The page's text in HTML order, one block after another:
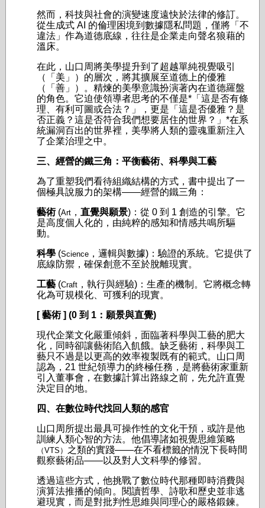
然而，科技與社會的演變速度遠快於法律的修訂。
從生成式 AI 的倫理困境到數據隱私問題，僅將「不
違法」作為道德底線，往往是企業走向聲名狼藉的
溫床。
在此，山口周將美學提升到了超越單純視覺吸引
（「美」）的層次，將其擴展至道德上的優雅
（「善」）。精煉的美學意識扮演著內在道德羅盤
的角色。它迫使領導者思考的不僅是*「這是否有條
理、有利可圖或合法？」，更是「這是否優雅？是
否正義？這是否符合我們想要居住的世界？」*在系
統漏洞百出的世界裡，美學將人類的靈魂重新注入
了企業治理之中。
三、經營的鐵三角：平衡藝術、科學與工藝
為了重塑我們看待組織結構的方式，書中提出了一
個極具說服力的架構——經營的鐵三角：
藝術(Art ， 直覺與願景)：從 0 到 1 創造的引擎。它
是高度個人化的，由純粹的感知和情感共鳴所驅
動。
科學 (Science ，邏輯與數據)：驗證的系統。它提供了
底線防禦，確保創意不至於脫離現實。
工藝 (Craft ，執行與經驗)：生產的機制。它將概念轉
化為可規模化、可獲利的現實。
[ 藝術 ] (0 到 1：願景與直覺)
現代企業文化嚴重傾斜，面臨著科學與工藝的肥大
化，同時卻讓藝術陷入飢餓。缺乏藝術，科學與工
藝只不過是以更高的效率複製既有的範式。山口周
認為，21 世紀領導力的終極任務，是將藝術家重新
引入董事會，在數據計算出路線之前，先允許直覺
決定目的地。
四、在數位時代找回人類的感官
山口周所提出最具可操作性的文化干預，或許是他
訓練人類心智的方法。他倡導諸如視覺思維策略
（VTS） 之類的實踐——在不看標籤的情況下長時間
觀察藝術品——以及對人文科學的修習。
透過這些方式，他挑戰了數位時代那種即時消費與
演算法推播的傾向。閱讀哲學、詩歌和歷史並非逃
避現實，而是對批判性思維與同理心的嚴格鍛鍊。